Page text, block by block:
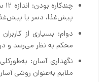
پیش‌غذا، دسر یا
دوام: بسیاری از
محکم به نظر می‌رسد و
نگهداری آسان:
ملایم به‌عنوان روشی